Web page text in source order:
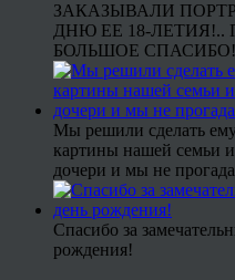
ЗАКАЗЫВАЛИ
ДНЮ ЕЕ 18-
БОЛЬШОЕ СПАСИБО!
Мы решили сделать
картины нашей семьи
дочери и мы не
Спасибо за
рождения!